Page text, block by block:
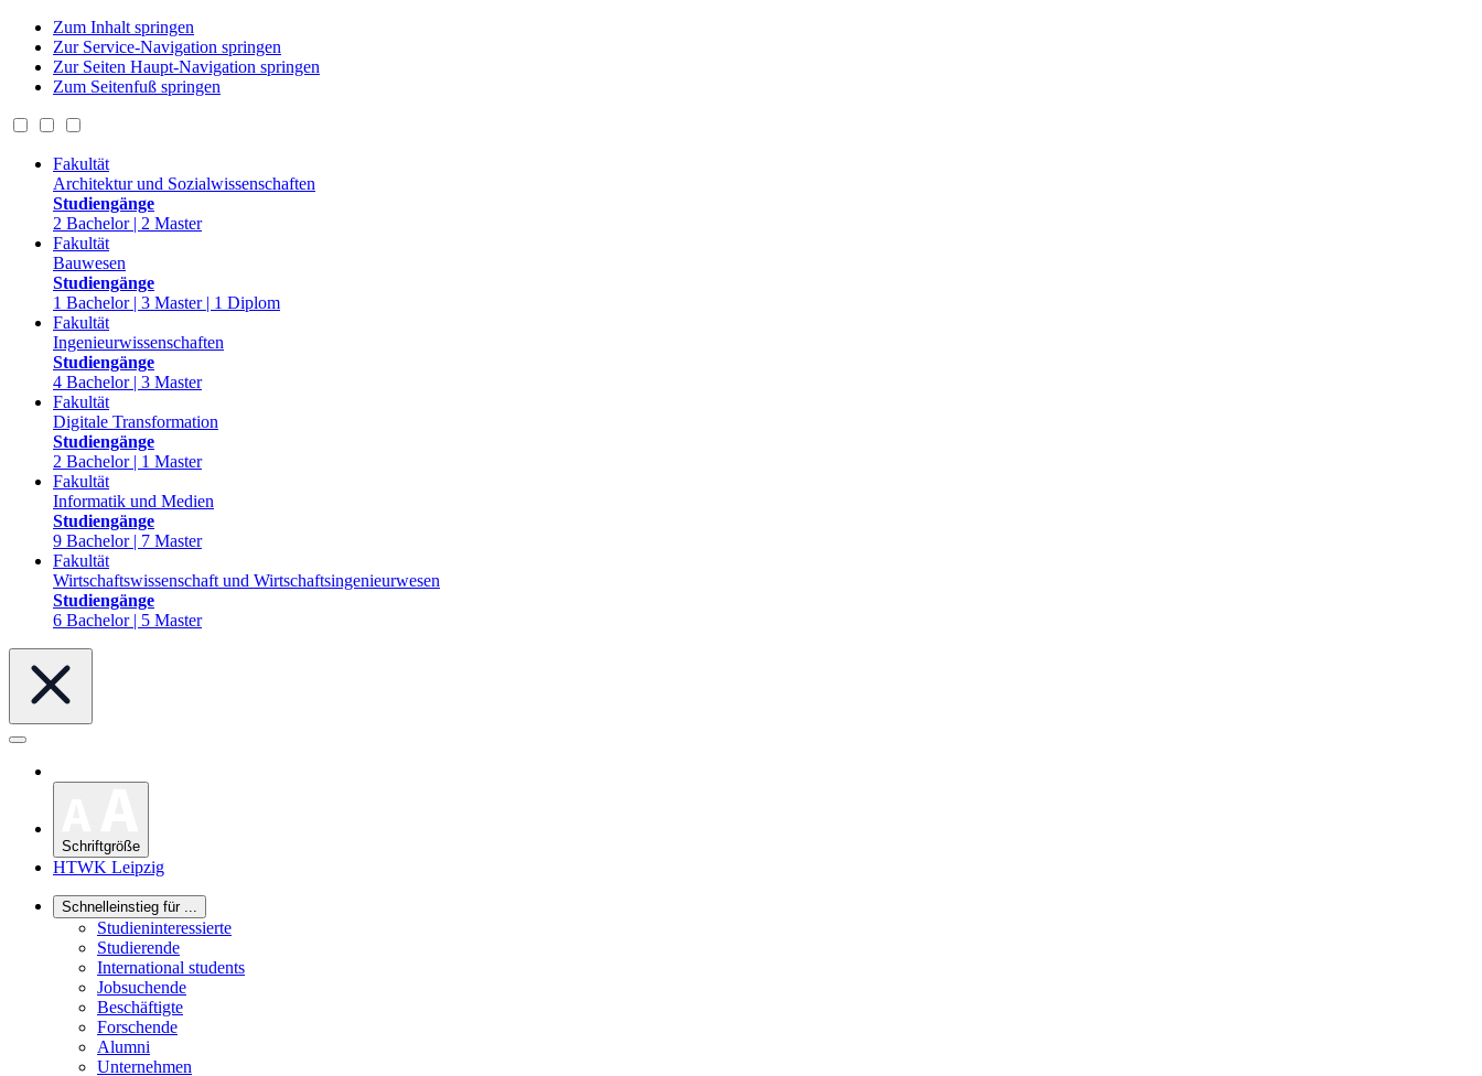
Zum Inhalt springen
Zur Service-Navigation springen
Zur Seiten Haupt-Navigation springen
Zum Seitenfuß springen
Fakultät
Architektur und Sozialwissenschaften
Studiengänge
2 Bachelor | 2 Master
Fakultät
Bauwesen
Studiengänge
1 Bachelor | 3 Master | 1 Diplom
Fakultät
Ingenieurwissenschaften
Studiengänge
4 Bachelor | 3 Master
Fakultät
Digitale Transformation
Studiengänge
2 Bachelor | 1 Master
Fakultät
Informatik und Medien
Studiengänge
9 Bachelor | 7 Master
Fakultät
Wirtschaftswissenschaft und Wirtschaftsingenieurwesen
Studiengänge
6 Bachelor | 5 Master
Schriftgröße
HTWK Leipzig
Schnelleinstieg für ...
Studieninteressierte
Studierende
International students
Jobsuchende
Beschäftigte
Forschende
Alumni
Unternehmen